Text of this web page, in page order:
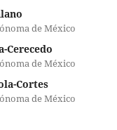
de México
Cerecedo
de México
Cortes
de México